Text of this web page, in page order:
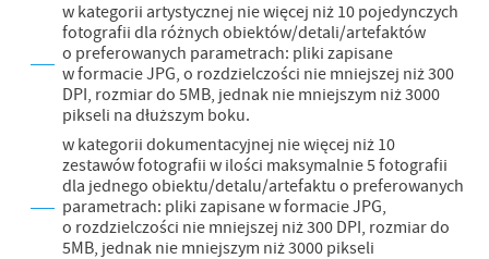
w kategorii artystycznej nie więcej niż 10 pojedynczych
fotografii dla różnych obiektów/detali/artefaktów
o preferowanych parametrach: pliki zapisane
w formacie JPG, o rozdzielczości nie mniejszej niż 300
DPI, rozmiar do 5MB, jednak nie mniejszym niż 3000
pikseli na dłuższym boku.
w kategorii dokumentacyjnej nie więcej niż 10
zestawów fotografii w ilości maksymalnie 5 fotografii
dla jednego obiektu/detalu/artefaktu o preferowanych
parametrach: pliki zapisane w formacie JPG,
o rozdzielczości nie mniejszej niż 300 DPI, rozmiar do
5MB, jednak nie mniejszym niż 3000 pikseli